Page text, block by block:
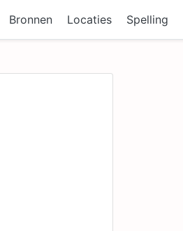
Bronnen Locaties Spelling